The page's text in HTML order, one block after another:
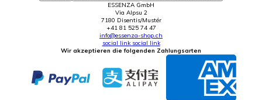
ESSENZA GmbH
Via Alpsu 2
7180 Disentis/Mustér
+41 81 525 74 47
info@essenza-shop.ch
social link social link
Wir akzeptieren die folgenden Zahlungsarten